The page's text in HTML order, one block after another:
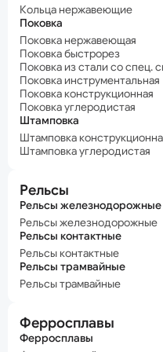
Кольца нержавеющие
Поковка
Поковка нержавеющая
Поковка быстрорез
Поковка из стали со спец.
Поковка инструментальная
Поковка конструкционная
Поковка углеродистая
Штамповка
Штамповка
Штамповка углеродистая
Рельсы
Рельсы железнодорожные
Рельсы железнодорожные
Рельсы контактные
Рельсы контактные
Рельсы трамвайные
Рельсы трамвайные
Ферросплавы
Ферросплавы